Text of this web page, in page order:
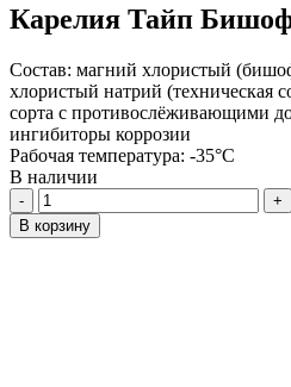
Карелия Тайп
Состав: магний хлористый
хлористый натрий (техническая
сорта с противослёживающими
ингибиторы коррозии
Рабочая температура: -35°C
В наличии
Количество
В корзину